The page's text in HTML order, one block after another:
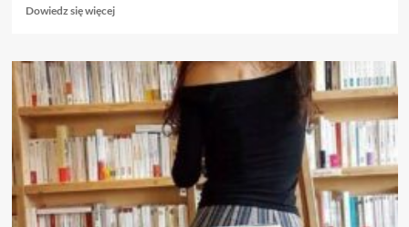
Dowiedz się więcejDowiedz
o
8.09.
Zimny
łokieć,
czyli
kowidki
zjazdowe,
na
powrót
z